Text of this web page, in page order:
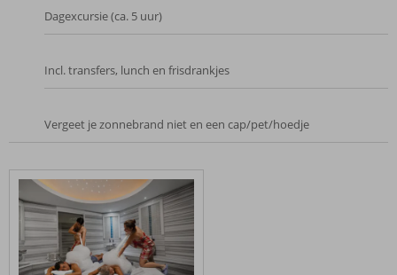
Dagexcursie (ca. 5 uur)
Incl. transfers, lunch en frisdrankjes
Vergeet je zonnebrand niet en een cap/pet/hoedje